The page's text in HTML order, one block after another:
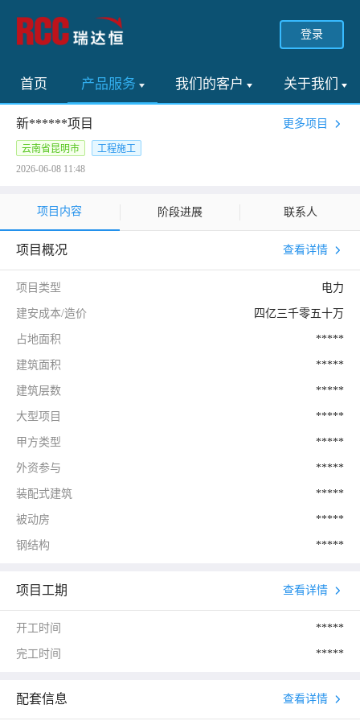
登录
首页 产品服务 我们的客户 关于我们
新******项目 更多项目
云南省昆明市
工程施工
2026-06-08 11:48
项目内容 阶段进展 联系人
项目概况 查看详情
项目类型 电力
建安成本/造价 四亿三千零五十万
占地面积 *****
建筑面积 *****
建筑层数 *****
大型项目 *****
甲方类型 *****
外资参与 *****
装配式建筑 *****
被动房 *****
钢结构 *****
项目工期 查看详情
开工时间 *****
完工时间 *****
配套信息 查看详情